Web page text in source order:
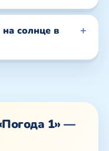
солнце в
1» —